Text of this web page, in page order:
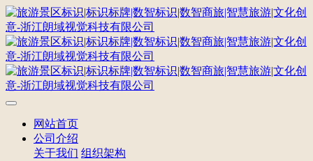
网站首页
公司介绍
关于我们 组织架构